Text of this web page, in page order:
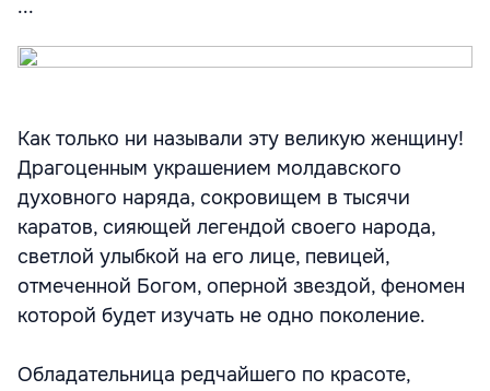
...
Как только ни называли эту великую женщину!
Драгоценным украшением молдавского
духовного наряда, сокровищем в тысячи
каратов, сияющей легендой своего народа,
светлой улыбкой на его лице, певицей,
отмеченной Богом, оперной звездой, феномен
которой будет изучать не одно поколение.
Обладательница редчайшего по красоте,